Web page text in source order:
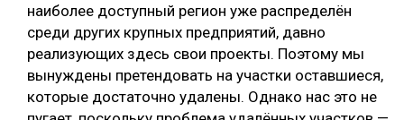
наиболее доступный регион уже распределён
среди других крупных предприятий, давно
реализующих здесь свои проекты. Поэтому мы
вынуждены претендовать на участки оставшиеся,
которые достаточно удалены. Однако нас это не